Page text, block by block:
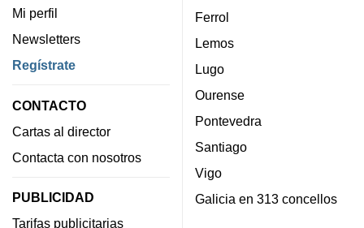
Mi perfil
Newsletters
Regístrate
CONTACTO
Cartas al director
Contacta con nosotros
PUBLICIDAD
Tarifas publicitarias
Ferrol
Lemos
Lugo
Ourense
Pontevedra
Santiago
Vigo
Galicia en 313 concellos